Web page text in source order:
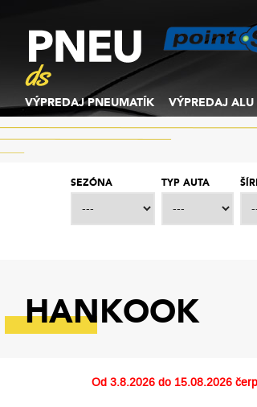
VÝPREDAJ PNEUMATÍK VÝPREDAJ
SEZÓNA TYP AUTA
HANKOOK
Od 3.8.2026 do 15.08.2026